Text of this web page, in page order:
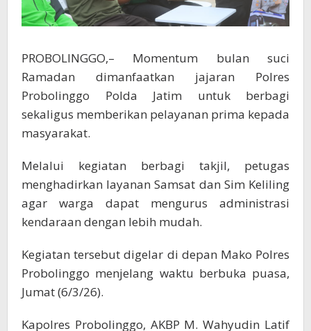
PROBOLINGGO,– Momentum bulan suci
Ramadan dimanfaatkan jajaran Polres
Probolinggo Polda Jatim untuk berbagi
sekaligus memberikan pelayanan prima kepada
masyarakat.
Melalui kegiatan berbagi takjil, petugas
menghadirkan layanan Samsat dan Sim Keliling
agar warga dapat mengurus administrasi
kendaraan dengan lebih mudah.
Kegiatan tersebut digelar di depan Mako Polres
Probolinggo menjelang waktu berbuka puasa,
Jumat (6/3/26).
Kapolres Probolinggo, AKBP M. Wahyudin Latif